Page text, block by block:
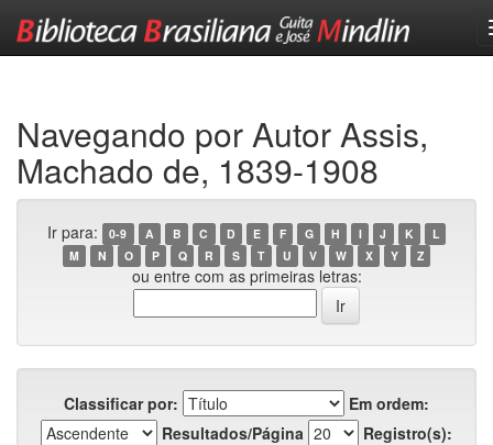
Navegando por Autor Assis,
Machado de, 1839-1908
Ir para: 0-9 A B C D E F G H I J K
L
M
N O P Q R S T U V W X Y Z
ou entre com as primeiras letras:
Classificar por:
Em ordem:
Resultados/Página
Registro(s):